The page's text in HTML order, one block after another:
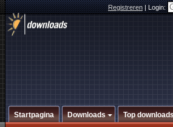
Registreren|Login:
Startpagina Downloads Top